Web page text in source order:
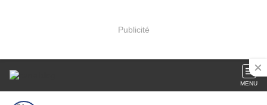
Publicité
MENU